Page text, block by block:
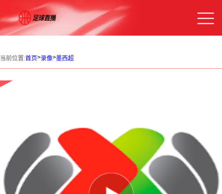
当前位置:首页>录像>墨西超